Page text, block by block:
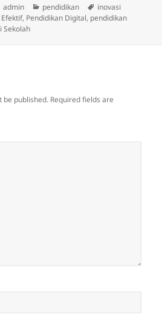
Author
admin Categories
pendidikan Tags
inovasi
, Pendidikan Digital, pendidikan
Sekolah
be published. Required fields are